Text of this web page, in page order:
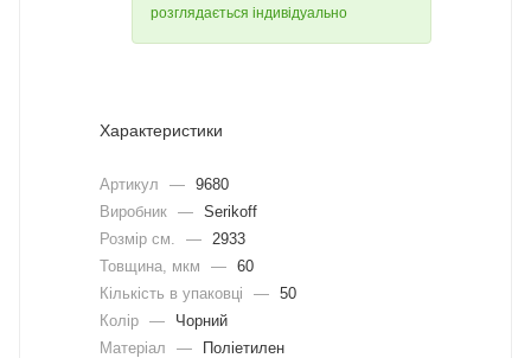
розглядається індивідуально
Характеристики
Артикул — 9680
Виробник — Serikoff
Розмір см.
—
2933
Товщина, мкм
— 60
Кількість в упаковці
— 50
Колір —
Чорний
Матеріал
—
Поліетилен